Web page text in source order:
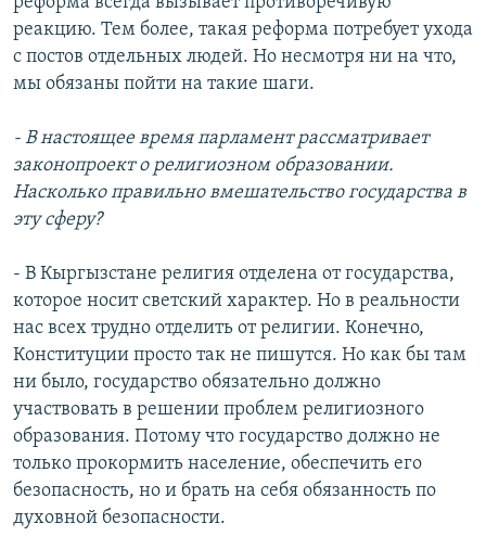
реакцию. Тем более, такая реформа потребует ухода
с постов отдельных людей. Но несмотря ни на что,
мы обязаны пойти на такие шаги.
- В настоящее время парламент рассматривает
законопроект о религиозном образовании.
Насколько правильно вмешательство государства в
эту сферу?
- В Кыргызстане религия отделена от государства,
которое носит светский характер. Но в реальности
нас всех трудно отделить от религии. Конечно,
Конституции просто так не пишутся. Но как бы там
ни было, государство обязательно должно
участвовать в решении проблем религиозного
образования. Потому что государство должно не
только прокормить население, обеспечить его
безопасность, но и брать на себя обязанность по
духовной безопасности.